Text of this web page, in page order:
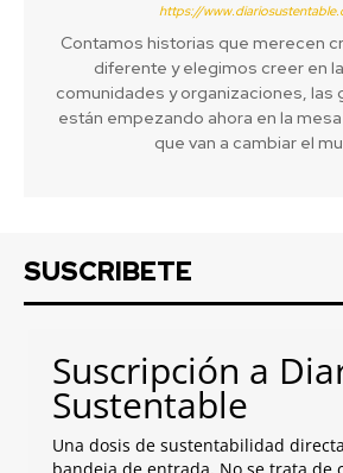
https://
Contamos historias que merecen
diferente y elegimos creer en
comunidades y organizaciones, las
están empezando ahora en la
que van a cambiar el
SUSCRIBETE
Suscripción a
Sustentable
Una dosis de sustentabilidad